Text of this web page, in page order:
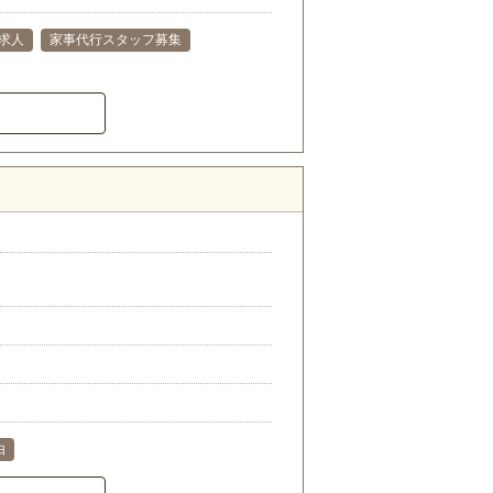
人 家事代行スタッフ募集